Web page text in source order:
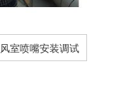
室喷嘴安装调试